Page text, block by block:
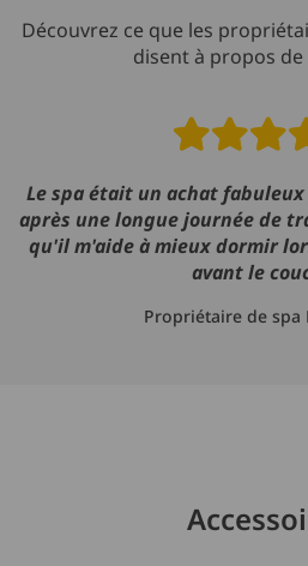
Découvrez ce que les
disent à propos de
Le spa était un achat
après une longue journée de
qu'il m'aide à mieux dormir
avant le
Propriétaire de spa